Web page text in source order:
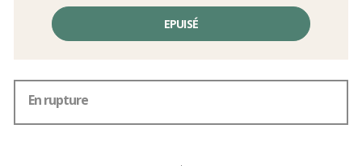
unitaire,
EPUISÉ
En rupture